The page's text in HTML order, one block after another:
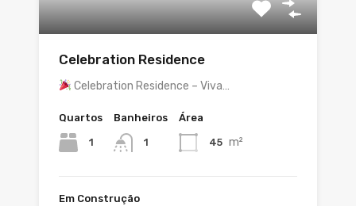
Celebration Residence
Celebration Residence – Viva…
Quartos
1
Banheiros
1
Área
45 m²
Em Construção